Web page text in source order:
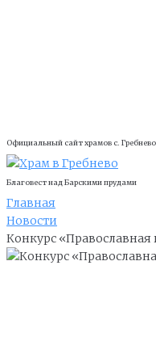
Официальный сайт храмов с. Гребнево
Благовест над Барскими прудами
Главная
Новости
Конкурс